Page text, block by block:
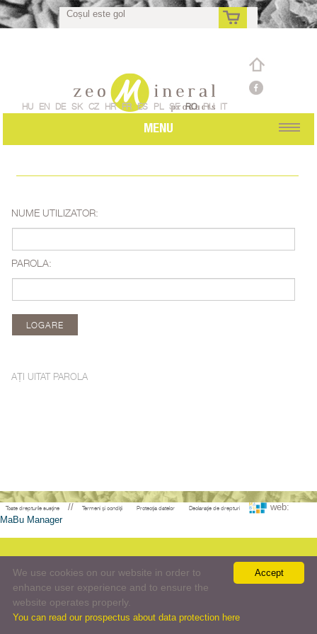
Coșul este gol
ro
HU EN DE SK CZ HR FR ES PL SE RO RU IT
MENU
NUME UTILIZATOR:
PAROLA:
AȚI UITAT PAROLA
Toate drepturile susține // Termeni și condiții Protecția datelor Declarație de drepturi
web:
MaBu Manager
Accept
We use cookies on our website in order to
enhance user experience and to ensure the
website operates properly.
You can read our prospectus about data protection here